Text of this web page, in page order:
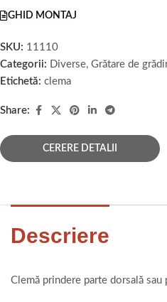
GHID MONTAJ
SKU: 11110
Categorii: Diverse, Grătare de
Etichetă: clema
Share:
CERERE DETALII
Descriere
Clemă prindere parte dorsală